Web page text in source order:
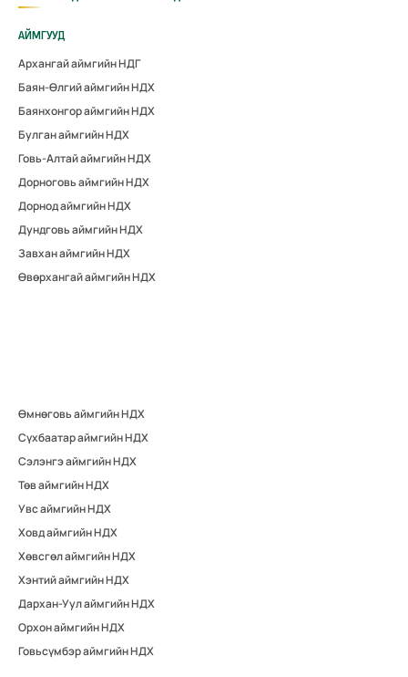
АЙМГУУД
Архангай аймгийн НДГ
Баян-Өлгий аймгийн НДХ
Баянхонгор аймгийн НДХ
Булган аймгийн НДХ
Говь-Алтай аймгийн НДХ
Дорноговь аймгийн НДХ
Дорнод аймгийн НДХ
Дундговь аймгийн НДХ
Завхан аймгийн НДХ
Өвөрхангай аймгийн НДХ
Өмнөговь аймгийн НДХ
Сүхбаатар аймгийн НДХ
Сэлэнгэ аймгийн НДХ
Төв аймгийн НДХ
Увс аймгийн НДХ
Ховд аймгийн НДХ
Хөвсгөл аймгийн НДХ
Хэнтий аймгийн НДХ
Дархан-Уул аймгийн НДХ
Орхон аймгийн НДХ
Говьсүмбэр аймгийн НДХ